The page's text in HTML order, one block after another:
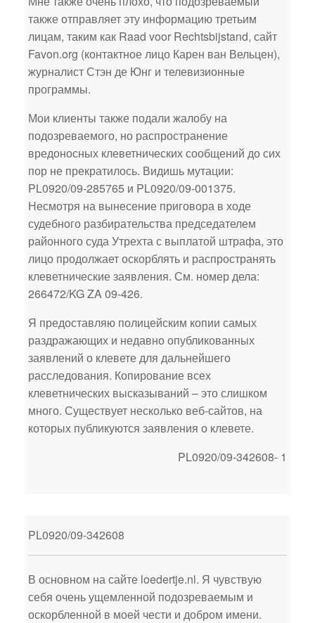
также отправляет эту информацию третьим
лицам, таким как Raad voor Rechtsbijstand, сайт
Favon.org (контактное лицо Карен ван Вельцен),
журналист Стэн де Юнг и телевизионные
программы.
Мои клиенты также подали жалобу на
подозреваемого, но распространение
вредоносных клеветнических сообщений до сих
пор не прекратилось. Видишь мутации:
PL0920/09-285765 и PL0920/09-001375.
Несмотря на вынесение приговора в ходе
судебного разбирательства председателем
районного суда Утрехта с выплатой штрафа, это
лицо продолжает оскорблять и распространять
клеветнические заявления. См. номер дела:
266472/KG ZA 09-426.
Я предоставляю полицейским копии самых
раздражающих и недавно опубликованных
заявлений о клевете для дальнейшего
расследования. Копирование всех
клеветнических высказываний – это слишком
много. Существует несколько веб-сайтов, на
которых публикуются заявления о клевете.
PL0920/09-342608- 1
PL0920/09-342608
В основном на сайте loedertje.nl. Я чувствую
себя очень ущемленной подозреваемым и
оскорбленной в моей чести и добром имени.